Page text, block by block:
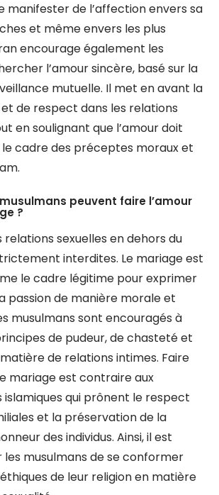
manifester de l’affection envers sa
et même envers les plus
encourage également les
l’amour sincère, basé sur la
mutuelle. Il met en avant la
et de respect dans les relations
en soulignant que l’amour doit
cadre des préceptes moraux et
peuvent faire l’amour
?
relations sexuelles en dehors du
interdites. Le mariage est
le cadre légitime pour exprimer
passion de manière morale et
musulmans sont encouragés à
de pudeur, de chasteté et
de relations intimes. Faire
mariage est contraire aux
qui prônent le respect
et la préservation de la
des individus. Ainsi, il est
musulmans de se conformer
de leur religion en matière